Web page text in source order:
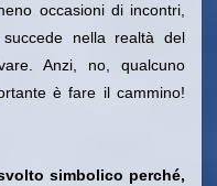
occasioni di incontri,
nella realtà del
Anzi, no, qualcuno
è fare il cammino!
simbolico perché,